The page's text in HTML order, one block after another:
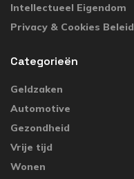
Intellectueel Eigendom
Privacy & Cookies Beleid
Categorieën
Geldzaken
Automotive
Gezondheid
Vrije tijd
Wonen